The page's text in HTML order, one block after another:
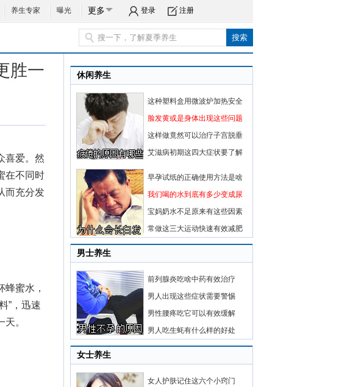
养生专家 曝光 更多 登录 注册
胜一
喜爱。然
在不同时
而充分发
蜜水，
”，迅速
。
休闲养生
这种塑料盒用微波炉加热安全
脸发黄或是身体出现这些问题
这样做竟然可以治疗子宫脱垂
艾滋病初期这四大症状要了解
早孕试纸的正确使用方法是啥
我们喝的水到底有多少变成尿
宝妈奶水不足原来有这些因素
常做这三大运动快速有效减肥
男士养生
前列腺炎吃啥中药有效治疗
男人出现这些症状需要警惕
男性腰疼吃它可以有效缓解
男人吃生蚝有什么样的好处
女士养生
女人护肤记住这六个小窍门